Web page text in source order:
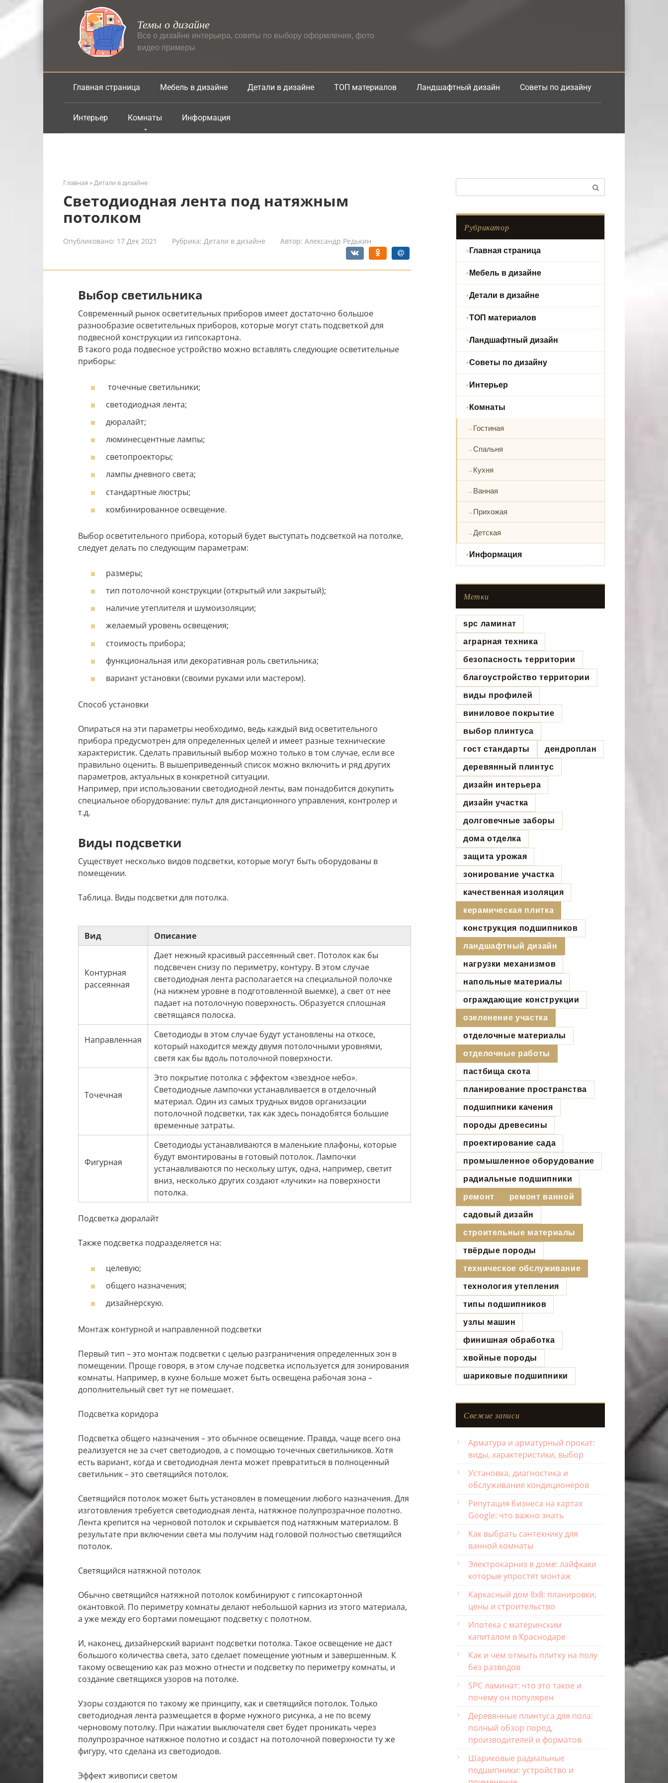
Перейти
к
Темы о дизайне
Все о дизайне интерьера, советы по выбору оформления, фото
видео примеры
Главная страница Мебель в дизайне Детали в дизайне ТОП материалов Ландшафтный дизайн Советы по дизайну
Интерьер Комнаты Информация
Главная »Детали в дизайне
Светодиодная лента под натяжным
потолком
Опубликовано: 17 Дек 2021 Рубрика: Детали в дизайне Автор: Александр Редькин
Выбор светильника
Современный рынок осветительных приборов имеет достаточно большое
разнообразие осветительных приборов, которые могут стать подсветкой для
подвесной конструкции из гипсокартона.
В такого рода подвесное устройство можно вставлять следующие осветительные
приборы:
точечные светильники;
светодиодная лента;
дюралайт;
люминесцентные лампы;
светопроекторы;
лампы дневного света;
стандартные люстры;
комбинированное освещение.
Выбор осветительного прибора, который будет выступать подсветкой на потолке,
следует делать по следующим параметрам:
размеры;
тип потолочной конструкции (открытый или закрытый);
наличие утеплителя и шумоизоляции;
желаемый уровень освещения;
стоимость прибора;
функциональная или декоративная роль светильника;
вариант установки (своими руками или мастером).
Способ установки
Опираться на эти параметры необходимо, ведь каждый вид осветительного
прибора предусмотрен для определенных целей и имеет разные технические
характеристик. Сделать правильный выбор можно только в том случае, если все
правильно оценить. В вышеприведенный список можно включить и ряд других
параметров, актуальных в конкретной ситуации.
Например, при использовании светодиодной ленты, вам понадобится докупить
специальное оборудование: пульт для дистанционного управления, контролер и
т.д.
Виды подсветки
Существует несколько видов подсветки, которые могут быть оборудованы в
помещении.
Таблица. Виды подсветки для потолка.
Вид Описание
Контурная
рассеянная
Дает нежный красивый рассеянный свет. Потолок как бы
подсвечен снизу по периметру, контуру. В этом случае
светодиодная лента располагается на специальной полочке
(на нижнем уровне в подготовленной выемке), а свет от нее
падает на потолочную поверхность. Образуется сплошная
светящаяся полоска.
Направленная
Светодиоды в этом случае будут установлены на откосе,
который находится между двумя потолочными уровнями,
светя как бы вдоль потолочной поверхности.
Точечная
Это покрытие потолка с эффектом «звездное небо».
Светодиодные лампочки устанавливается в отделочный
материал. Один из самых трудных видов организации
потолочной подсветки, так как здесь понадобятся большие
временные затраты.
Фигурная
Светодиоды устанавливаются в маленькие плафоны, которые
будут вмонтированы в готовый потолок. Лампочки
устанавливаются по нескольку штук, одна, например, светит
вниз, несколько других создают «лучики» на поверхности
потолка.
Подсветка дюралайт
Также подсветка подразделяется на:
целевую;
общего назначения;
дизайнерскую.
Монтаж контурной и направленной подсветки
Первый тип – это монтаж подсветки с целью разграничения определенных зон в
помещении. Проще говоря, в этом случае подсветка используется для зонирования
комнаты. Например, в кухне больше может быть освещена рабочая зона –
дополнительный свет тут не помешает.
Подсветка коридора
Подсветка общего назначения – это обычное освещение. Правда, чаще всего она
реализуется не за счет светодиодов, а с помощью точечных светильников. Хотя
есть вариант, когда и светодиодная лента может превратиться в полноценный
светильник – это светящийся потолок.
Светящийся потолок может быть установлен в помещении любого назначения. Для
изготовления требуется светодиодная лента, натяжное полупрозрачное полотно.
Лента крепится на черновой потолок и скрывается под натяжным материалом. В
результате при включении света мы получим над головой полностью светящийся
потолок.
Светящийся натяжной потолок
Обычно светящийся натяжной потолок комбинируют с гипсокартонной
окантовкой. По периметру комнаты делают небольшой карниз из этого материала,
а уже между его бортами помещают подсветку с полотном.
И, наконец, дизайнерский вариант подсветки потолка. Такое освещение не даст
большого количества света, зато сделает помещение уютным и завершенным. К
такому освещению как раз можно отнести и подсветку по периметру комнаты, и
создание светящихся узоров на потолке.
Узоры создаются по такому же принципу, как и светящийся потолок. Только
светодиодная лента размещается в форме нужного рисунка, а не по всему
черновому потолку. При нажатии выключателя свет будет проникать через
полупрозрачное натяжное полотно и создаст на потолочной поверхности ту же
фигуру, что сделана из светодиодов.
Эффект живописи светом
Рубрикатор
Главная страница
Мебель в дизайне
Детали в дизайне
ТОП материалов
Ландшафтный дизайн
Советы по дизайну
Интерьер
Комнаты
Гостиная
Спальня
Кухня
Ванная
Прихожая
Детская
Информация
Метки
spc ламинат
аграрная техника
безопасность территории
благоустройство территории
виды профилей
виниловое покрытие
выбор плинтуса
гост стандарты дендроплан
деревянный плинтус
дизайн интерьера
дизайн участка
долговечные заборы
дома отделка
защита урожая
зонирование участка
качественная изоляция
керамическая плитка
конструкция подшипников
ландшафтный дизайн
нагрузки механизмов
напольные материалы
ограждающие конструкции
озеленение участка
отделочные материалы
отделочные работы
пастбища скота
планирование пространства
подшипники качения
породы древесины
проектирование сада
промышленное оборудование
радиальные подшипники
ремонт ремонт ванной
садовый дизайн
строительные материалы
твёрдые породы
техническое обслуживание
технология утепления
типы подшипников
узлы машин
финишная обработка
хвойные породы
шариковые подшипники
Свежие записи
Арматура и арматурный прокат:
виды, характеристики, выбор
Установка, диагностика и
обслуживание кондиционеров
Репутация бизнеса на картах
Google: что важно знать
Как выбрать сантехнику для
ванной комнаты
Электрокарниз в доме: лайфхаки
которые упростят монтаж
Каркасный дом 8х8: планировки,
цены и строительство
Ипотека с материнским
капиталом в Краснодаре
Как и чем отмыть плитку на полу
без разводов
SPC ламинат: что это такое и
почему он популярен
Деревянные плинтуса для пола:
полный обзор пород,
производителей и форматов
Шариковые радиальные
подшипники: устройство и